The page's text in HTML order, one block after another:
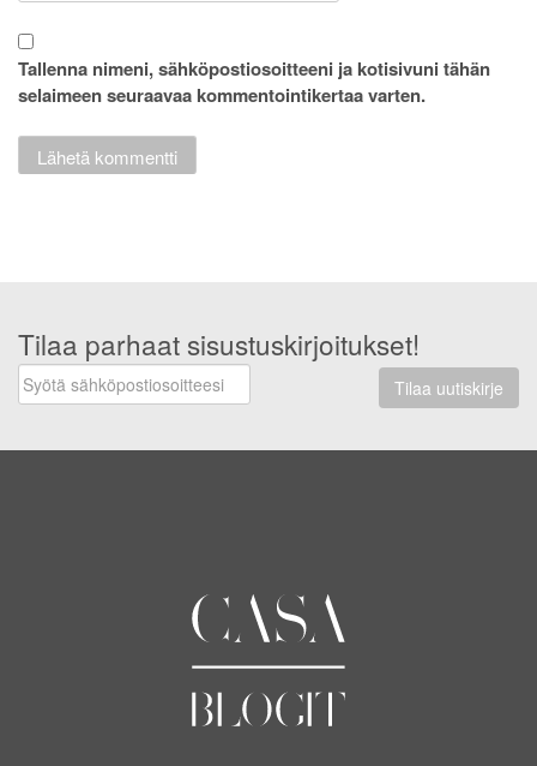
Tallenna nimeni, sähköpostiosoitteeni ja kotisivuni tähän
selaimeen seuraavaa kommentointikertaa varten.
Tilaa parhaat sisustuskirjoitukset!
Tilaa uutiskirje